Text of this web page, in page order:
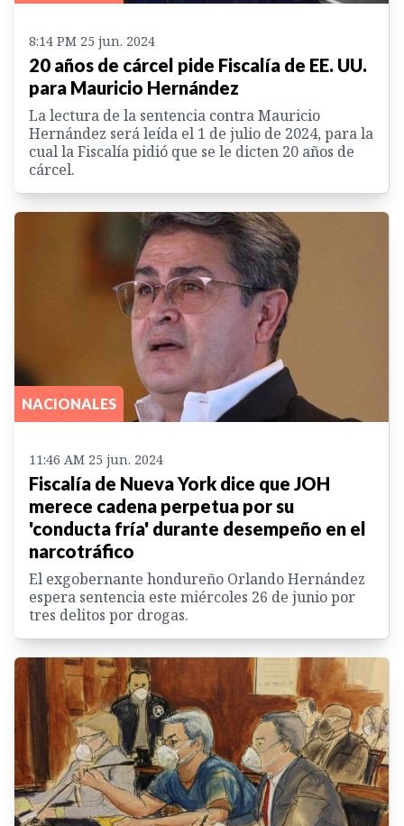
8:14 PM 25 jun. 2024
20 años de cárcel pide Fiscalía de EE. UU.
para Mauricio Hernández
La lectura de la sentencia contra Mauricio
Hernández será leída el 1 de julio de 2024, para la
cual la Fiscalía pidió que se le dicten 20 años de
cárcel.
NACIONALES
11:46 AM 25 jun. 2024
Fiscalía de Nueva York dice que JOH
merece cadena perpetua por su
'conducta fría' durante desempeño en el
narcotráfico
El exgobernante hondureño Orlando Hernández
espera sentencia este miércoles 26 de junio por
tres delitos por drogas.